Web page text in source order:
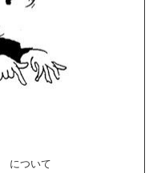
について